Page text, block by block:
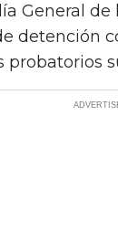
General
detención
probatorios